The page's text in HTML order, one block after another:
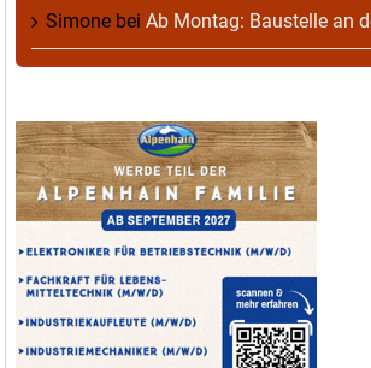
Simone bei Ab Montag: Baustelle an